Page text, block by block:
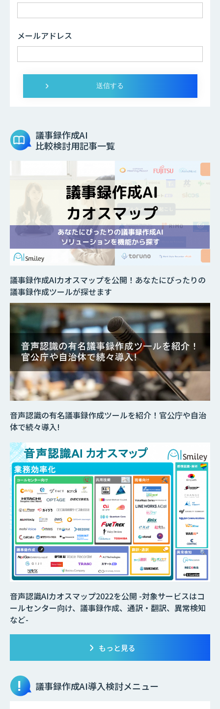
メールアドレス
議事録作成AI
比較検討用記事一覧
音声認識の有名議事録作成ツールを紹介！官公庁や自治
体で続々導入!
音声認識AIカオスマップ2022を公開 -対象サービスはコ
ールセンター向け、議事録作成、通訳・翻訳、異常検知
など-
議事録作成AIカオスマップを公開！あなたにぴったりの
議事録作成ツールが探せます
もっと見る
議事録作成AI導入検討メニュー